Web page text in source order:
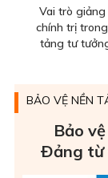
Vai trò giảng
chính trị
tảng tư
BẢO VỆ NỀN
Bảo
Ðảng từ